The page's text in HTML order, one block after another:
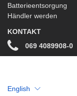
Batterieentsorgung
Händler werden
KONTAKT
069 4089908-0
English